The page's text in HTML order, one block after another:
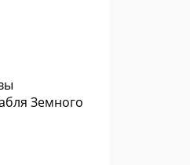
Земного